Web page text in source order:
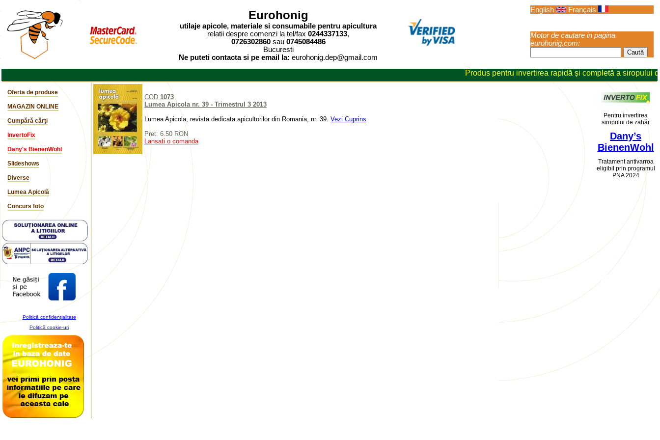
Eurohonig
utilaje apicole, materiale si consumabile pentru apicultura
relatii despre comenzi la tel/fax 0244337133,
0726302860sau 0745084486
Bucuresti
Ne puteti contacta si pe email la: eurohonig.dep@gmail.com
English Français
Motor de cautare in pagina
eurohonig.com:
Produs pentru invertirea rapidă și completă a siropului de
Oferta de produse
MAGAZIN ONLINE
Cumpără cărţi
InvertoFix
Dany's BienenWohl
Slideshows
Diverse
Lumea Apicolă
Concurs foto
Politică confidențialitate
Politică cookie-uri
COD 1073
Lumea Apicola nr. 39 - Trimestrul 3 2013
Lumea Apicola, revista dedicata apicultorilor din Romania, nr. 39. Vezi Cuprins
Pret: 6.50 RON
Lansati o comanda
Pentru invertirea
siropului de zahăr
Dany’s
BienenWohl
Tratament antivarroa
eligibil prin programul
PNA 2024